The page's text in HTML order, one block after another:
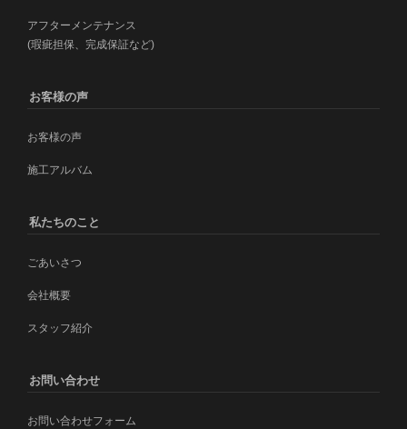
アフターメンテナンス
(瑕疵担保、完成保証など)
お客様の声
お客様の声
施工アルバム
私たちのこと
ごあいさつ
会社概要
スタッフ紹介
お問い合わせ
お問い合わせフォーム